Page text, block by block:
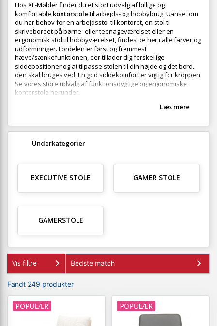
HAVEMØBLER
OUTLET
Hos XL-Møbler finder du et stort udvalg af billige og
komfortable kontorstole til arbejds- og hobbybrug. Uanset om
du har behov for en arbejdsstol til kontoret, en stol til
skrivebordet på børne- eller teenageværelset eller en
ergonomisk stol til hobbyværelset, findes de her i alle farver og
udformninger. Fordelen er først og fremmest
hæve/sænkefunktionen, der tillader dig forskellige
siddepositioner og at tilpasse stolen til din højde og det bord,
den skal bruges ved. En god siddekomfort er vigtig for kroppen.
Se vores store udvalg af funktionsdygtige og ergonomiske
kontorstole herunder.
Læs mere
Underkategorier
EXECUTIVE STOLE GAMER STOLE
GAMERSTOLE
Vis filtre
Fandt 249 produkter
POPULÆR POPULÆR